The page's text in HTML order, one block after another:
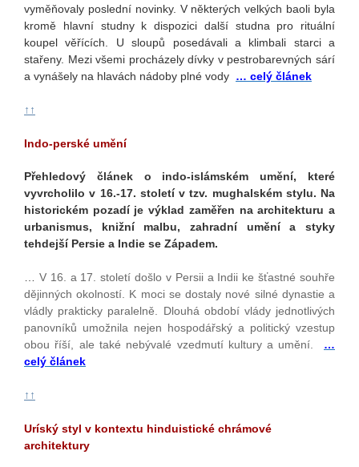
vyměňovaly poslední novinky. V některých velkých baoli byla
kromě hlavní studny k dispozici další studna pro rituální
koupel věřících. U sloupů posedávali a klimbali starci a
stařeny. Mezi všemi procházely dívky v pestrobarevných sárí
a vynášely na hlavách nádoby plné vody … celý článek
↑↑
Indo-perské umění
Přehledový článek o indo-islámském umění, které
vyvrcholilo v 16.-17. století v tzv. mughalském stylu. Na
historickém pozadí je výklad zaměřen na architekturu a
urbanismus, knižní malbu, zahradní umění a styky
tehdejší Persie a Indie se Západem.
… V 16. a 17. století došlo v Persii a Indii ke šťastné souhře
dějinných okolností. K moci se dostaly nové silné dynastie a
vládly prakticky paralelně. Dlouhá období vlády jednotlivých
panovníků umožnila nejen hospodářský a politický vzestup
obou říší, ale také nebývalé vzedmutí kultury a umění. …
celý článek
↑↑
Uríský styl v kontextu hinduistické chrámové
architektury